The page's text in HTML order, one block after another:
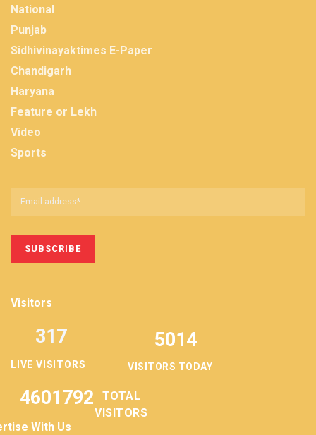
National
Punjab
Sidhivinayaktimes E-Paper
Chandigarh
Haryana
Feature or Lekh
Video
Sports
Visitors
LIVE VISITORS
317 5014
VISITORS TODAY
4601792
TOTAL
VISITORS
With Us